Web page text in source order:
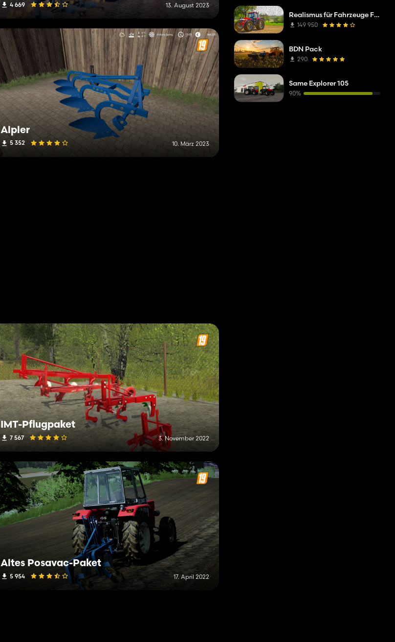
4 669 13. August 2023
Alpler
5 352 10. März 2023
IMT-Pflugpaket
7 567 3. November 2022
Altes Posavac-Paket
5 954 17. April 2022
Realismus für Fahrzeuge FS19 hinzugefügt
149 950
BDN Pack
290
Same Explorer 105
90%